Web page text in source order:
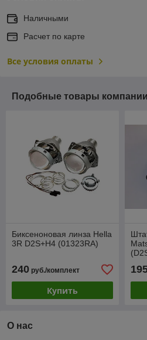
Наличными
Расчет по карте
Все условия оплаты
Подобные товары компании
Биксеноновая линза Hella
3R D2S+H4 (01323RA)
240 руб./комплект
Купить
О нас